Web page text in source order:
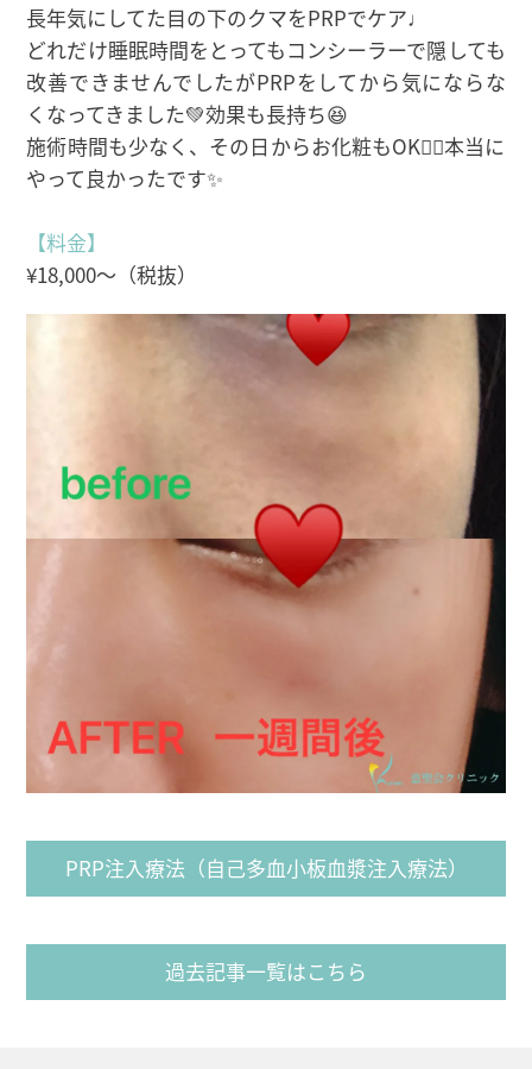
長年気にしてた目の下のクマをPRPでケア♩
どれだけ睡眠時間をとってもコンシーラーで隠しても
改善できませんでしたがPRPをしてから気にならな
くなってきました💚効果も長持ち😆
施術時間も少なく、その日からお化粧もOK🙆‍♀本当に
やって良かったです✨
【料金】
¥18,000〜（税抜）
PRP注入療法（自己多血小板血漿注入療法）
過去記事一覧はこちら